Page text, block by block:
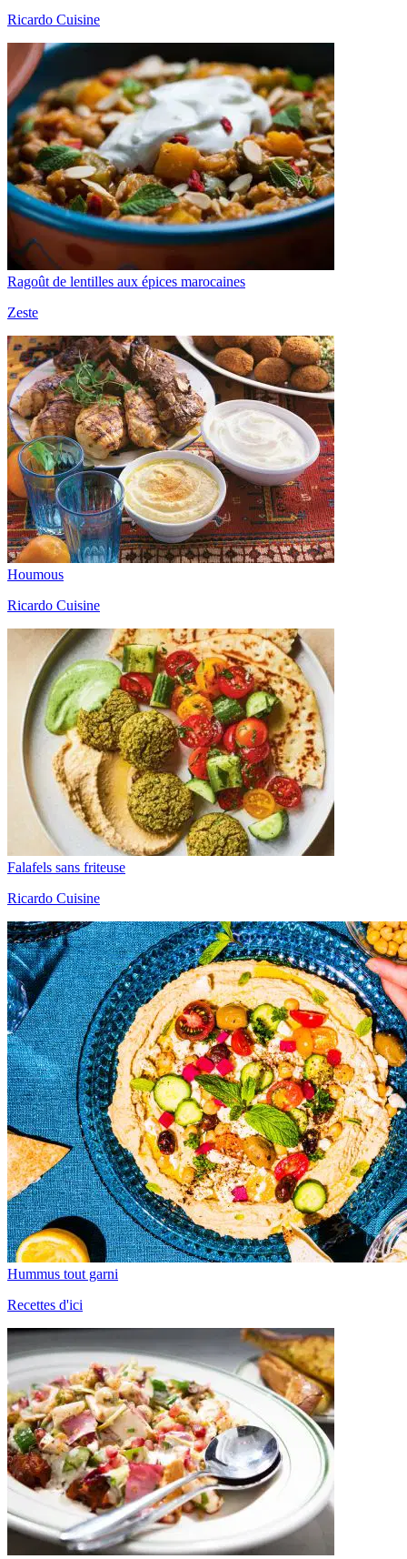
Ricardo Cuisine
Ragoût de lentilles aux épices marocaines
Zeste
Houmous
Ricardo Cuisine
Falafels sans friteuse
Ricardo Cuisine
Hummus tout garni
Recettes d'ici